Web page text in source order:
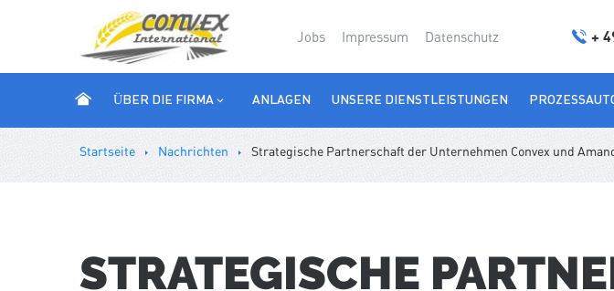
Jobs Impressum Datenschutz +
ÜBER DIE FIRMA ANLAGEN UNSERE DIENSTLEISTUNGEN
Startseite Nachrichten Strategische Partnerschaft der Unternehmen Convex und
STRATEGISCHE